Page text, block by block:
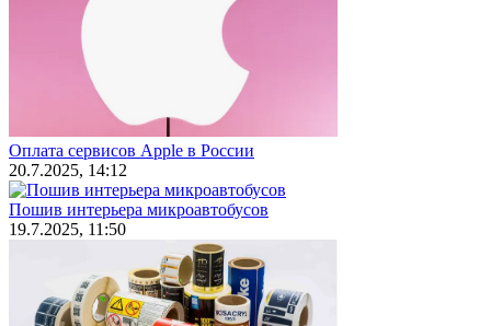
Оплата сервисов Apple в России
20.7.2025, 14:12
Пошив интерьера микроавтобусов
19.7.2025, 11:50